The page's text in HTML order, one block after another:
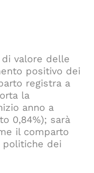
valore delle
positivo dei
registra a
la
anno a
0,84%); sarà
il comparto
politiche dei